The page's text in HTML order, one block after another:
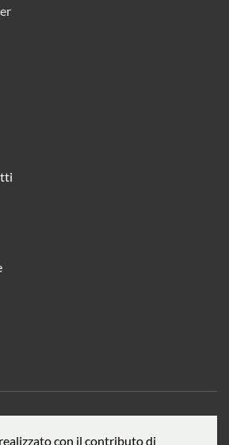
con il contributo di